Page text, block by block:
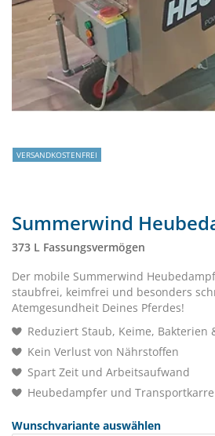
VERSANDKOSTENFREI
Summerwind
373 L Fassungsvermögen
Der mobile Summerwind
staubfrei, keimfrei und besonders
Atemgesundheit Deines Pferdes!
Reduziert Staub, Keime, Bakterien
Kein Verlust von Nährstoffen
Spart Zeit und Arbeitsaufwand
Heubedampfer und
Wunschvariante auswählen